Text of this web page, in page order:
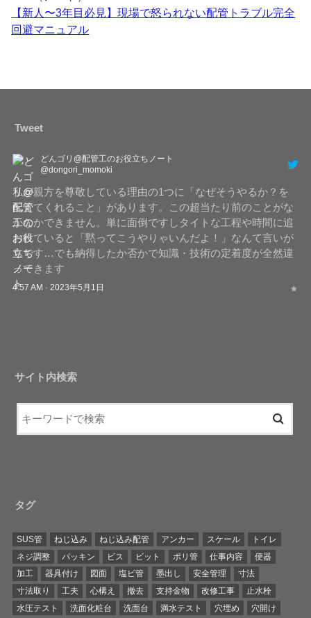
【新人〜3年目必見】現場で怒られない配管トラブル完全
回避マニュアル
Tweet
どんゴリ@配管工のお役立ちノート
@dongori_momoki
私が親方を尊敬している理由の1つに「なぜそうやるか？を
伝えてくれること」があります。この超当たり前のことがな
かなかできません。単に面倒ですしタイトな工程や時間に追
われていると「黙ってこうやりゃいんだよ！」なんて言いが
ちです…でも納得したか否かで知識・技術の定着度が全然違
ってきます
4:57 AM · 2023年5月1日
サイト内検索
タグ
SUS管 ねじ込み ねじ込み配管 アンカー スケール
トイレ
ネジ調整
パッキン ビス ビット ポリ管 仕事内容
便器
加工
器具付け 図面 塩ビ管 墨出し 安全管理
寸法
寸法取り
工夫 心構え 撤去 支持金物 改修工事
止水栓
水圧テスト
洗面化粧台 洗面台 満水テスト 穴埋め 穴開け